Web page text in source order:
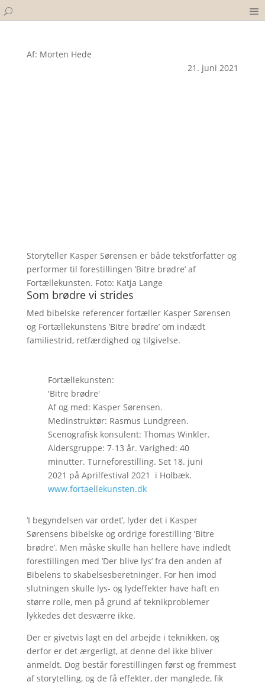
Af: Morten Hede
21. juni 2021
Storyteller Kasper Sørensen er både tekstforfatter og
performer til forestillingen ’Bitre brødre’ af
Fortællekunsten. Foto: Katja Lange
Som brødre vi strides
Med bibelske referencer fortæller Kasper Sørensen
og Fortællekunstens ’Bitre brødre’ om indædt
familiestrid, retfærdighed og tilgivelse.
Fortællekunsten:
'Bitre brødre'
Af og med: Kasper Sørensen.
Medinstruktør: Rasmus Lundgreen.
Scenografisk konsulent: Thomas Winkler.
Aldersgruppe: 7-13 år. Varighed: 40
minutter. Turneforestilling. Set 18. juni
2021 på Aprilfestival 2021 i Holbæk.
www.fortaellekunsten.dk
’I begyndelsen var ordet’, lyder det i Kasper
Sørensens bibelske og ordrige forestilling ’Bitre
brødre’. Men måske skulle han hellere have indledt
forestillingen med ’Der blive lys’ fra den anden af
Bibelens to skabelsesberetninger. For hen imod
slutningen skulle lys- og lydeffekter have haft en
større rolle, men på grund af teknikproblemer
lykkedes det desværre ikke.
Der er givetvis lagt en del arbejde i teknikken, og
derfor er det ærgerligt, at denne del ikke bliver
anmeldt. Dog består forestillingen først og fremmest
af storytelling, og de få effekter, der manglede, fik